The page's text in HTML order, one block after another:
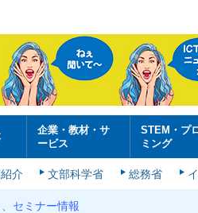
企業・教材・サ
ービス
STEM・プ
ミング
介 文部科学省 総務省
セミナー情報